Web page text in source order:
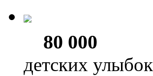
80 000
детских улыбок